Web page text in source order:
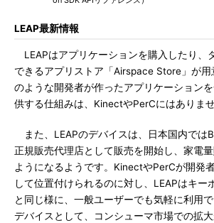
LEAP最新情報
LEAPはアプリケーションを購入したり、
できるアプリストア「Airspace Store」が用
のような開発者が作ったアプリケーション
供する仕組みは、KinectやPerCにはありませ
また、LEAPのデバイスは、日本国内では
正規販売代理店として販売を開始し、家電
ようになるようです。KinectやPerCが開発
して位置付けられるのに対し、LEAPはキー
と同じ様に、一般ユーザーでも気軽に利用
デバイスとして、コンシューマ市場での拡大